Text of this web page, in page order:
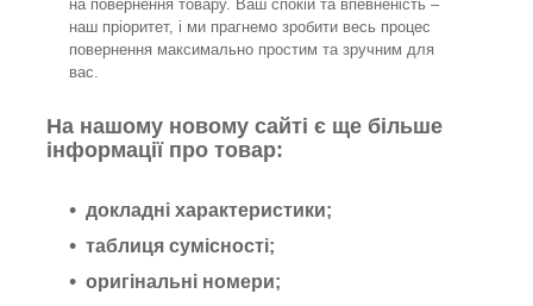
на повернення товару. Ваш спокій та впевненість –
наш пріоритет, і ми прагнемо зробити весь процес
повернення максимально простим та зручним для
вас.
На нашому новому сайті є ще більше
інформації про товар:
докладні характеристики;
таблиця сумісності;
оригінальні номери;